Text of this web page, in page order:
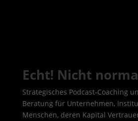
Echt! Nicht
Strategisches Podcast-Coaching
Beratung für Unternehmen,
Menschen, deren Kapital